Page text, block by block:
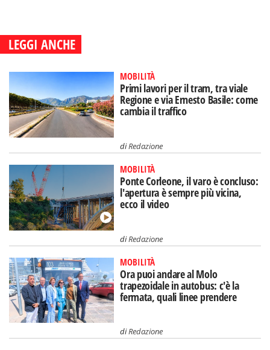
LEGGI ANCHE
MOBILITÀ
Primi lavori per il tram, tra viale
Regione e via Ernesto Basile: come
cambia il traffico
diRedazione
MOBILITÀ
Ponte Corleone, il varo è concluso:
l'apertura è sempre più vicina,
ecco il video
diRedazione
MOBILITÀ
Ora puoi andare al Molo
trapezoidale in autobus: c'è la
fermata, quali linee prendere
diRedazione